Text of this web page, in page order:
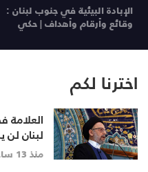
الإبادة البيئية في جنوب لبنان :
وقائع وأرقام وأهداف | حكي
مسؤول
اخترنا لكم
لبنان
وخرج
منذ 13 ساعة